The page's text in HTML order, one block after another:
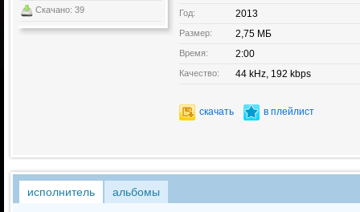
Скачано: 39 Год: 2013
Размер: 2,75 МБ
Время: 2:00
Качество: 44 kHz, 192 kbps
скачать в плейлист
исполнитель альбомы